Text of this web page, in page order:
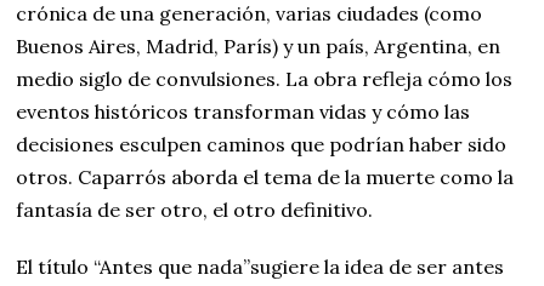
crónica de una generación, varias ciudades (como
Buenos Aires, Madrid, París) y un país, Argentina, en
medio siglo de convulsiones. La obra refleja cómo los
eventos históricos transforman vidas y cómo las
decisiones esculpen caminos que podrían haber sido
otros. Caparrós aborda el tema de la muerte como la
fantasía de ser otro, el otro definitivo.
El título “Antes que nada”sugiere la idea de ser antes